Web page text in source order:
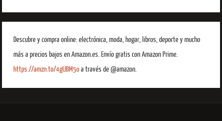
Descubre y compra online: electrónica, moda, hogar, libros, deporte y mucho
más a precios bajos en Amazon.es. Envío gratis con Amazon Prime.
https://amzn.to/4gUBM5oa través de @amazon.